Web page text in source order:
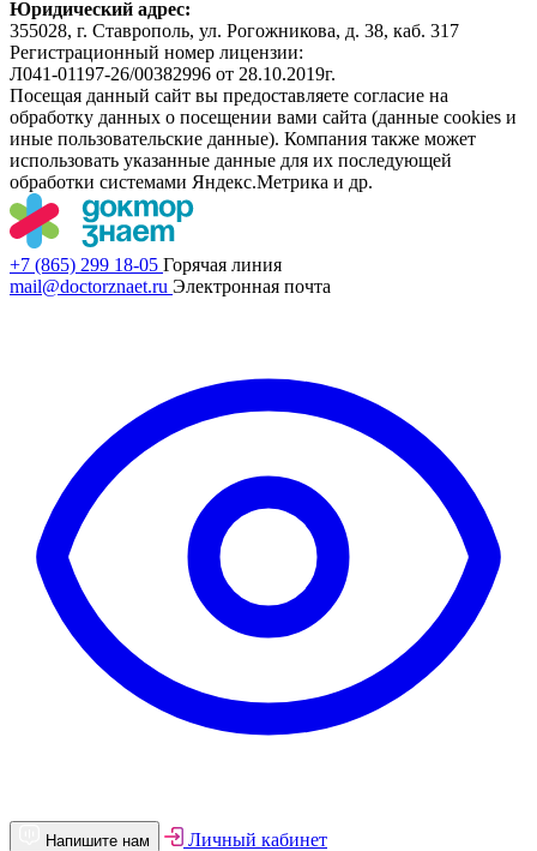
Юридический адрес:
355028, г. Ставрополь, ул. Рогожникова, д. 38, каб. 317
Регистрационный номер лицензии:
Л041-01197-26/00382996 от 28.10.2019г.
Посещая данный сайт вы предоставляете согласие на
обработку данных о посещении вами сайта (данные cookies и
иные пользовательские данные). Компания также может
использовать указанные данные для их последующей
обработки системами Яндекс.Метрика и др.
+7 (865) 299 18-05 Горячая линия
mail@doctorznaet.ru Электронная почта
Напишите нам Личный кабинет